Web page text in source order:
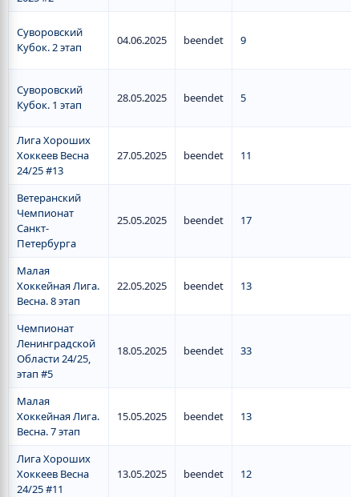
Суворовский
Кубок. 2 этап
04.06.2025 beendet 9
Суворовский
Кубок. 1 этап
28.05.2025 beendet 5
Лига Хороших
Хоккеев Весна
24/25 #13
27.05.2025 beendet 11
Ветеранский
Чемпионат
Санкт-
Петербурга
25.05.2025 beendet 17
Малая
Хоккейная Лига.
Весна. 8 этап
22.05.2025 beendet 13
Чемпионат
Ленинградской
Области 24/25,
этап #5
18.05.2025 beendet 33
Малая
Хоккейная Лига.
Весна. 7 этап
15.05.2025 beendet 13
Лига Хороших
Хоккеев Весна
24/25 #11
13.05.2025 beendet 12